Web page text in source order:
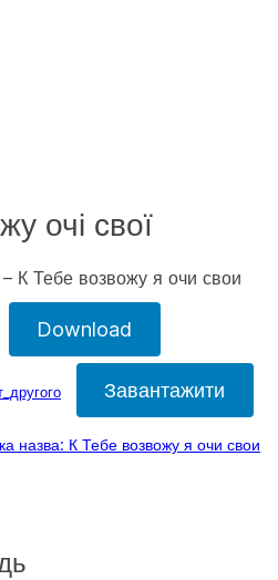
очі свої
К Тебе возвожу я очи свои
Download
Завантажити
назва: К Тебе возвожу я очи свои